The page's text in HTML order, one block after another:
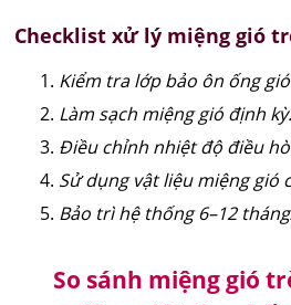
Checklist xử lý miệng gió
Kiểm tra lớp bảo ôn ống
Làm sạch miệng gió định kỳ.
Điều chỉnh nhiệt độ điều
Sử dụng vật liệu miệng gió
Bảo trì hệ thống 6–12
So sánh miệng gió